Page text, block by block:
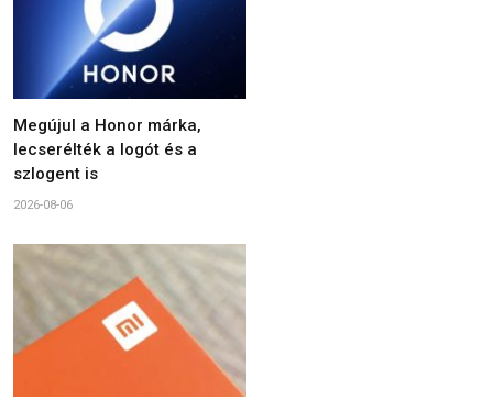
Megújul a Honor márka,
lecserélték a logót és a
szlogent is
2026-08-06